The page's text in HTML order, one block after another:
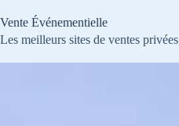
au
contenu
Vente Événementielle
Les meilleurs sites de ventes privées